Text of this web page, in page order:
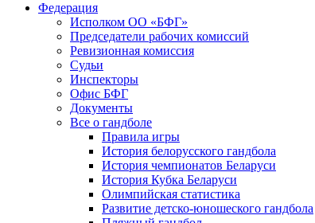
Федерация
Исполком ОО «БФГ»
Председатели рабочих комиссий
Ревизионная комиссия
Судьи
Инспекторы
Офис БФГ
Документы
Все о гандболе
Правила игры
История белорусского гандбола
История чемпионатов Беларуси
История Кубка Беларуси
Олимпийская статистика
Развитие детско-юношеского гандбола